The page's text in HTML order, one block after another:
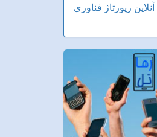
آنلاین رپورتاژ فناوری